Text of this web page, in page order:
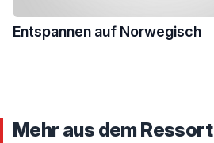
Entspannen auf Norwegisch
Mehr aus dem Ressort